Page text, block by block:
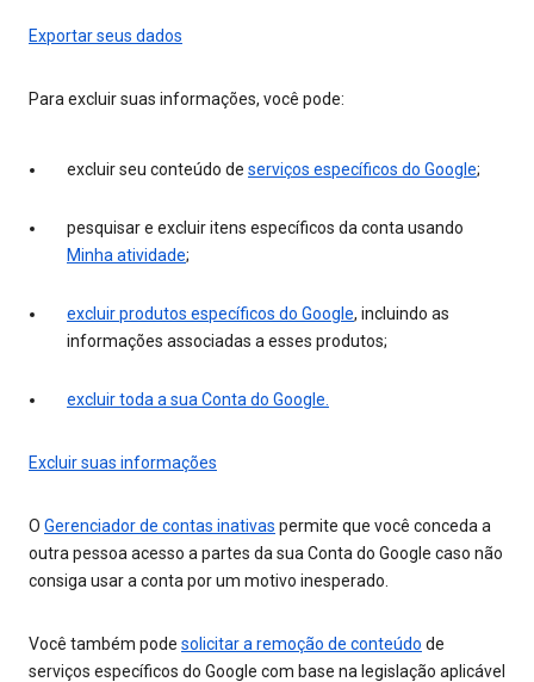
Exportar seus dados
Para excluir suas informações, você pode:
excluir seu conteúdo de serviços específicos do Google;
pesquisar e excluir itens específicos da conta usando
Minha atividade;
excluir produtos específicos do Google, incluindo as
informações associadas a esses produtos;
excluir toda a sua Conta do Google.
Excluir suas informações
O Gerenciador de contas inativas permite que você conceda a
outra pessoa acesso a partes da sua Conta do Google caso não
consiga usar a conta por um motivo inesperado.
Você também pode solicitar a remoção de conteúdo de
serviços específicos do Google com base na legislação aplicável